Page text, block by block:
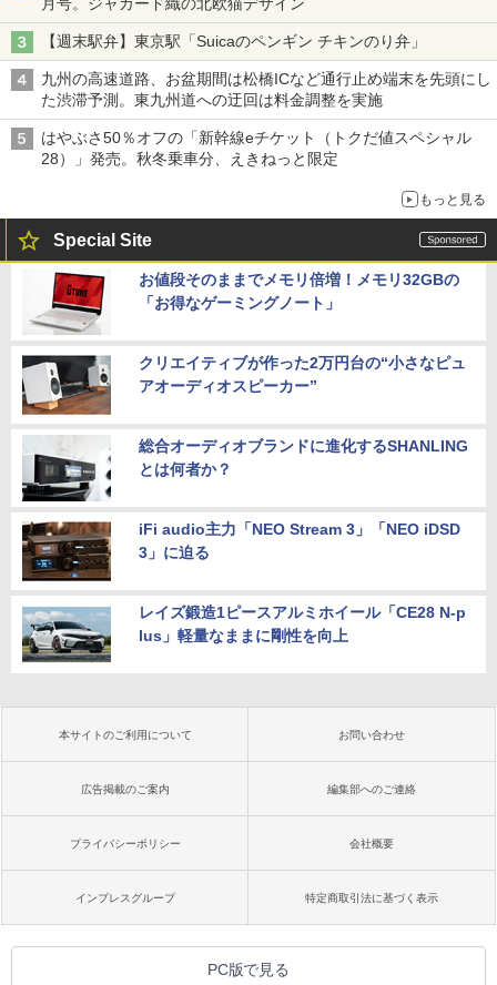
月号。ジャカード織の北欧猫デザイン
【週末駅弁】東京駅「Suicaのペンギン チキンのり弁」
九州の高速道路、お盆期間は松橋ICなど通行止め端末を先頭にし
た渋滞予測。東九州道への迂回は料金調整を実施
はやぶさ50％オフの「新幹線eチケット（トクだ値スペシャル
28）」発売。秋冬乗車分、えきねっと限定
もっと見る
Special Site
お値段そのままでメモリ倍増！メモリ32GBの
「お得なゲーミングノート」
クリエイティブが作った2万円台の“小さなピュ
アオーディオスピーカー”
総合オーディオブランドに進化するSHANLING
とは何者か？
iFi audio主力「NEO Stream 3」「NEO iDSD
3」に迫る
レイズ鍛造1ピースアルミホイール「CE28 N-p
lus」軽量なままに剛性を向上
本サイトのご利用について お問い合わせ
広告掲載のご案内 編集部へのご連絡
プライバシーポリシー 会社概要
インプレスグループ 特定商取引法に基づく表示
PC版で見る